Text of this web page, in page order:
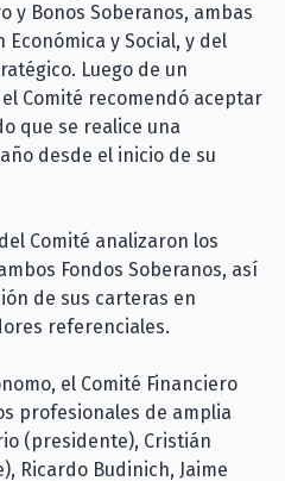
y Bonos Soberanos, ambas
y Social, y del
Luego de un
Comité recomendó aceptar
que se realice una
desde el inicio de su
Comité analizaron los
Fondos Soberanos, así
de sus carteras en
referenciales.
el Comité Financiero
profesionales de amplia
(presidente), Cristián
Ricardo Budinich, Jaime